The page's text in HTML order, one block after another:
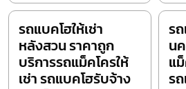
รถแบคโฮให้เช่า
หลังสวน ราคาถูก
บริการรถแม็คโครให้
เช่า รถแบคโฮรับจ้าง
ร
น
แ
ร